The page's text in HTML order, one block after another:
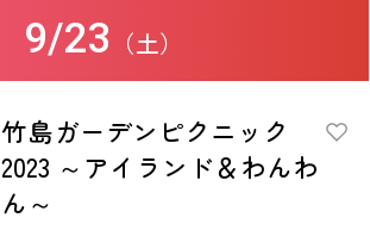
9/23 （土）
竹島ガーデンピクニック
2023 ～アイランド＆わんわ
ん～